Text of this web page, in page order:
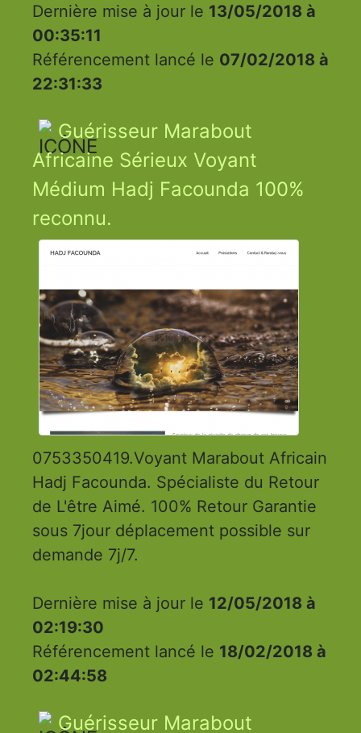
Dernière mise à jour le 13/05/2018 à
00:35:11
Référencement lancé le 07/02/2018 à
22:31:33
Guérisseur Marabout
Africaine Sérieux Voyant
Médium Hadj Facounda 100%
reconnu.
0753350419.Voyant Marabout Africain
Hadj Facounda. Spécialiste du Retour
de L'être Aimé. 100% Retour Garantie
sous 7jour déplacement possible sur
demande 7j/7.
Dernière mise à jour le 12/05/2018 à
02:19:30
Référencement lancé le 18/02/2018 à
02:44:58
Guérisseur Marabout